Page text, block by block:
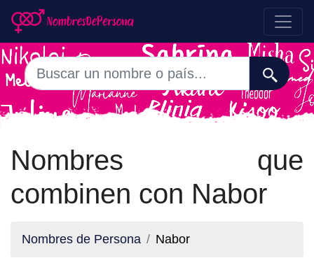
Nombres que
combinen con Nabor
Nombres de Persona Nabor